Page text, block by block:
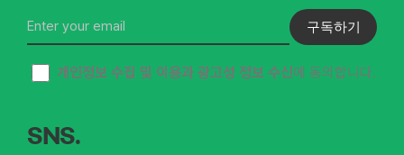
구독하기
개인정보 수집 및 이용과 광고성 정보 수신에 동의합니다.
SNS.